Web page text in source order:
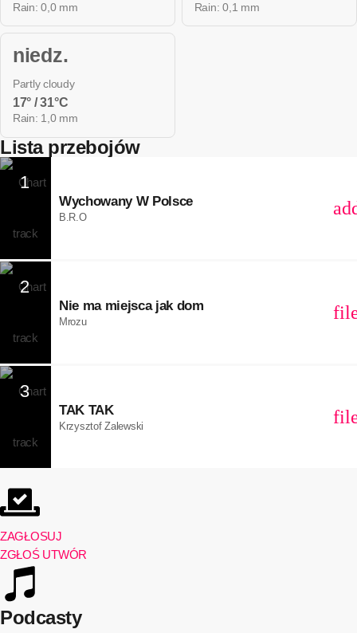
Rain: 0,0 mm Rain: 0,1 mm
niedz.
Partly cloudy
17° / 31°C
Rain: 1,0 mm
Lista przebojów
1
Wychowany W Polsce
B.R.O
2
Nie ma miejsca jak dom
Mrozu
3
TAK TAK
Krzysztof Zalewski
ZAGŁOSUJ
ZGŁOŚ UTWÓR
Podcasty